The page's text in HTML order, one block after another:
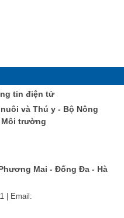
tin điện tử
và Thú y - Bộ Nông
trường
Mai - Đống Đa - Hà
| Email: